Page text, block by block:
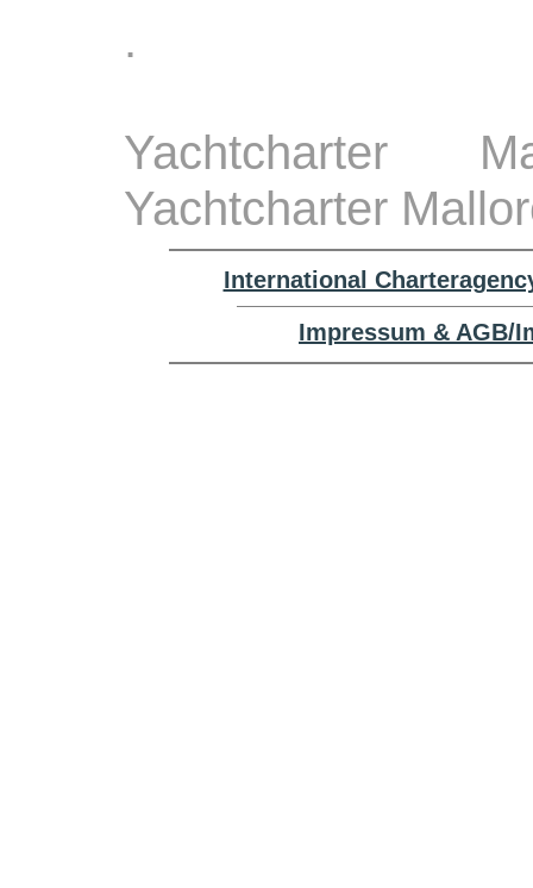
.
Yachtcharter
Yachtcharter
International
Impressum & AGB/